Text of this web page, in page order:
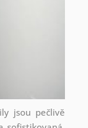
jsou pečlivě